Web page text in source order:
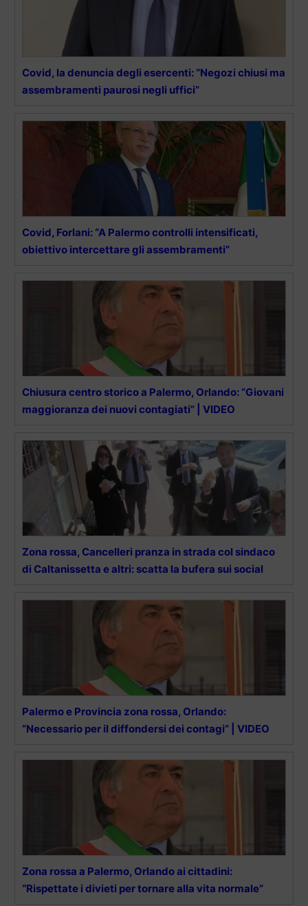
Covid, la denuncia degli esercenti: “Negozi chiusi ma
assembramenti paurosi negli uffici”
Covid, Forlani: “A Palermo controlli intensificati,
obiettivo intercettare gli assembramenti”
Chiusura centro storico a Palermo, Orlando: “Giovani
maggioranza dei nuovi contagiati” | VIDEO
Zona rossa, Cancelleri pranza in strada col sindaco
di Caltanissetta e altri: scatta la bufera sui social
Palermo e Provincia zona rossa, Orlando:
“Necessario per il diffondersi dei contagi” | VIDEO
Zona rossa a Palermo, Orlando ai cittadini:
“Rispettate i divieti per tornare alla vita normale”